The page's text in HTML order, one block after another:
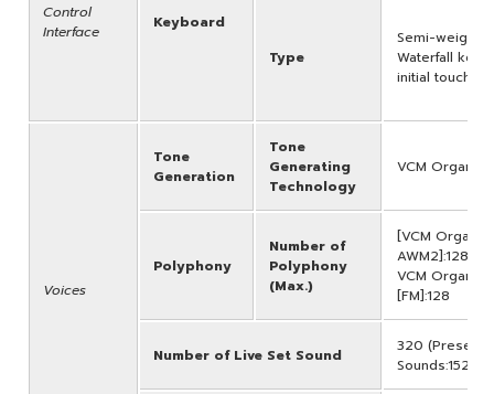
Control
Interface
Keyboard
Type
Semi-
Waterfall
initial touch
Voices
Tone
Generation
Tone
Generating
Technology
VCM Organ,
Polyphony
Number of
Polyphony
(Max.)
[VCM Organ +
AWM2]:128
VCM Organ
[FM]:128
Number of Live Set Sound
320 (Preset
Sounds:152)